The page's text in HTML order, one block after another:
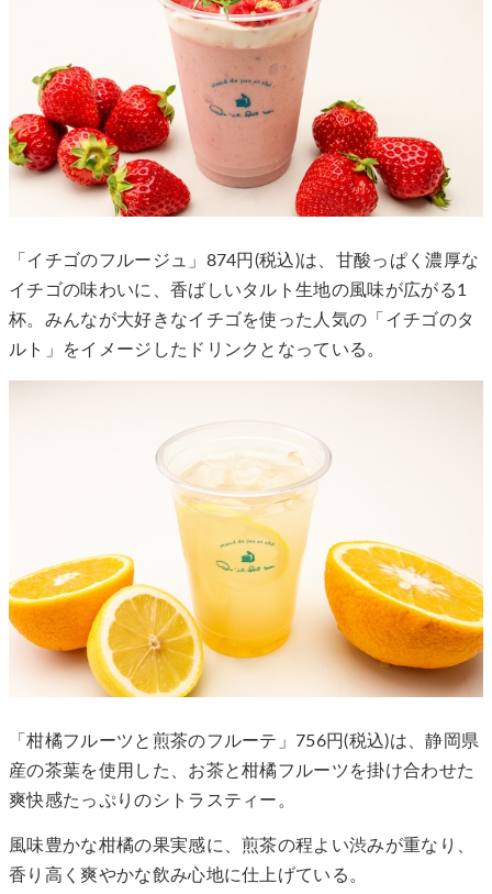
「イチゴのフルージュ」874円(税込)は、甘酸っぱく濃厚な
イチゴの味わいに、香ばしいタルト生地の風味が広がる1
杯。みんなが大好きなイチゴを使った人気の「イチゴのタ
ルト」をイメージしたドリンクとなっている。
「柑橘フルーツと煎茶のフルーテ」756円(税込)は、静岡県
産の茶葉を使用した、お茶と柑橘フルーツを掛け合わせた
爽快感たっぷりのシトラスティー。
風味豊かな柑橘の果実感に、煎茶の程よい渋みが重なり、
香り高く爽やかな飲み心地に仕上げている。